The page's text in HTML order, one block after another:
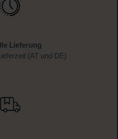
Lieferung
(AT und DE)